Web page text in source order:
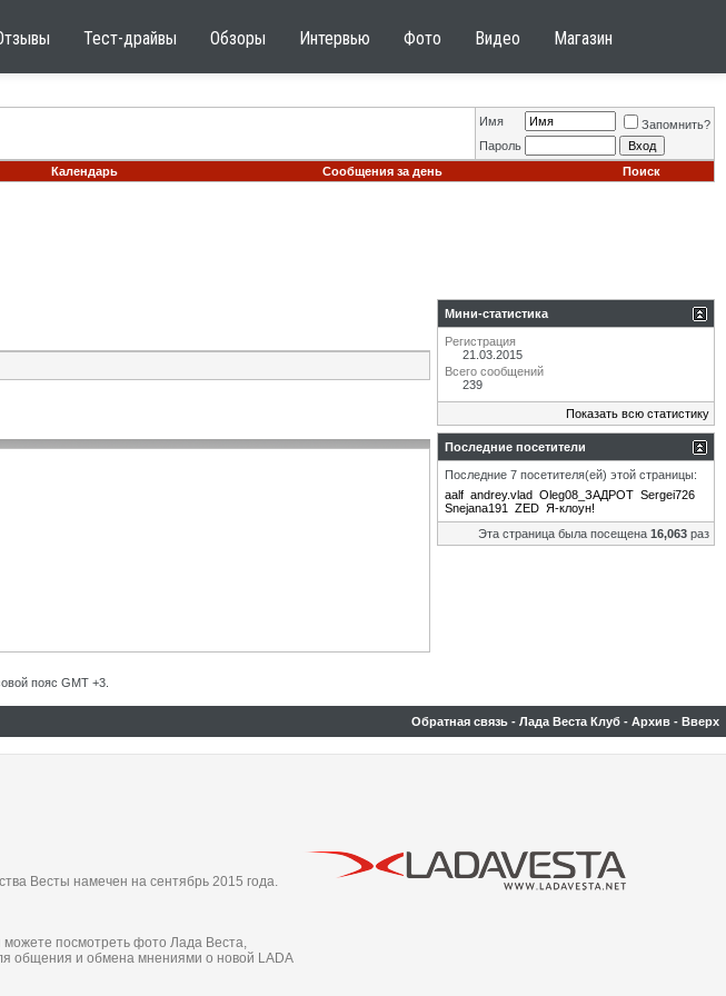
Тест-драйвы Обзоры Интервью Фото Видео Магазин
Имя
Запомнить?
Пароль
Календарь Сообщения за день Поиск
Мини-статистика
Регистрация
21.03.2015
Всего сообщений
239
Показать всю статистику
Последние посетители
Последние 7 посетителя(ей) этой страницы:
aalf andrey.vlad Oleg08_ЗАДРOT Sergei726
Snejana191
ZED Я-клоун!
Эта страница была посещена 16,063 раз
пояс GMT +3.
Обратная связь - Лада Веста Клуб - Архив - Вверх
Весты намечен на сентябрь 2015 года.
можете посмотреть фото Лада Веста,
общения и обмена мнениями о новой LADA